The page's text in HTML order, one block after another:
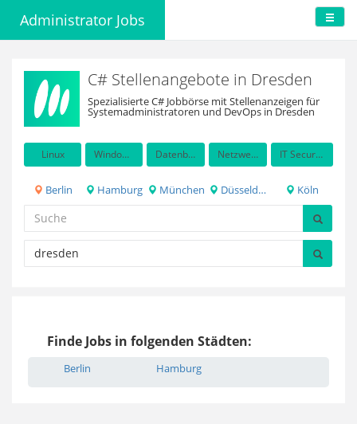
Administrator Jobs
C# Stellenangebote in Dresden
Spezialisierte C# Jobbörse mit Stellenanzeigen für
Systemadministratoren und DevOps in Dresden
Linux Windows Server Datenbanken Netzwerkadministration IT Security / Auditing
Berlin Hamburg München Düsseldorf Köln
Finde Jobs in folgenden Städten:
Berlin Hamburg